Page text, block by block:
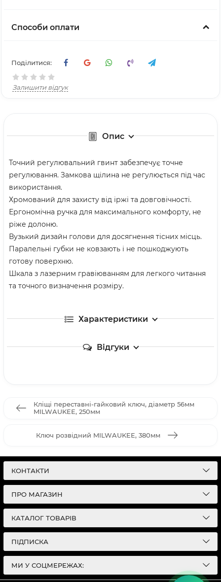
Способи оплати
Поділитися:
Залишити відгук
Опис
Точний регулювальний гвинт забезпечує точне
регулювання. Замкова щілина не регулюється під час
використання.
Хромований для захисту від іржі та довговічності.
Ергономічна ручка для максимального комфорту, не
ріже долоню.
Вузький дизайн голови для досягнення тісних місць.
Паралельні губки не ковзають і не пошкоджують
готову поверхню.
Шкала з лазерним гравіюванням для легкого читання
та точного визначення розміру.
Характеристики
Відгуки
Кліщі переставні-гайковий ключ, діаметр 56мм
MILWAUKEE, 250мм
Ключ розвідний MILWAUKEE, 380мм
КОНТАКТИ
ПРО МАГАЗИН
КАТАЛОГ ТОВАРІВ
ПІДПИСКА
МИ У СОЦМЕРЕЖАХ: